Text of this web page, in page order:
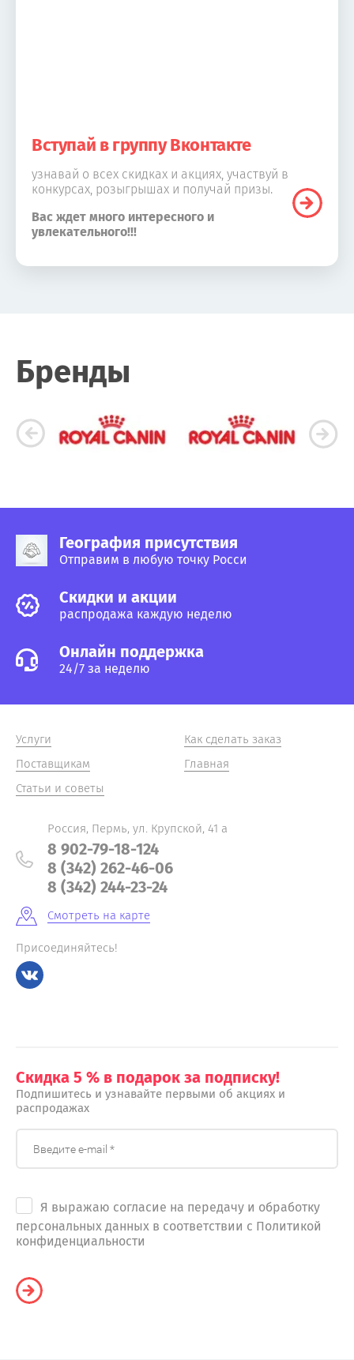
Вступай в группу Вконтакте
узнавай о всех скидках и акциях, участвуй в
конкурсах, розыгрышах и получай призы.
Вас ждет много интересного и
увлекательного!!!
Бренды
География присутствия
Отправим в любую точку Росси
Cкидки и акции
распродажа каждую неделю
Онлайн поддержка
24/7 за неделю
Услуги
Поставщикам
Статьи и советы
Как сделать заказ
Главная
Россия, Пермь, ул. Крупской, 41 а
8 902-79-18-124
8 (342) 262-46-06
8 (342) 244-23-24
Смотреть на карте
Присоединяйтесь!
Скидка 5 % в подарок за подписку!
Подпишитесь и узнавайте первыми об акциях и
распродажах
Я выражаю согласие на передачу и обработку
персональных данных в соответствии с Политикой
конфиденциальности